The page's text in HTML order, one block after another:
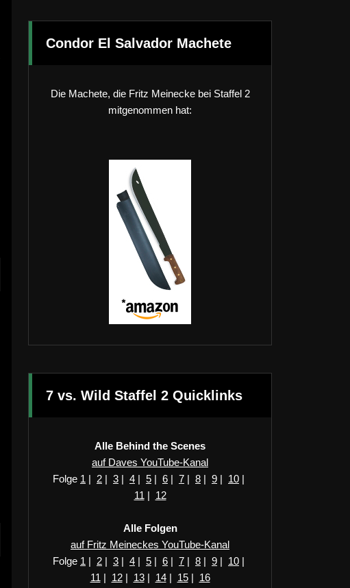
Condor El Salvador Machete
Die Machete, die Fritz Meinecke bei Staffel 2
mitgenommen hat:
7 vs. Wild Staffel 2 Quicklinks
Alle Behind the Scenes
auf Daves YouTube-Kanal
Folge 1 | 2 | 3 | 4 | 5 | 6 | 7 | 8 | 9 | 10 |
11 | 12
Alle Folgen
auf Fritz Meineckes YouTube-Kanal
Folge 1 | 2 | 3 | 4 | 5 | 6 | 7 | 8 | 9 | 10 |
11 | 12| 13| 14| 15| 16